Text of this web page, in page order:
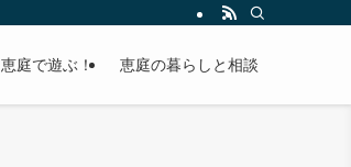
恵庭で遊ぶ！ 恵庭の暮らしと相談